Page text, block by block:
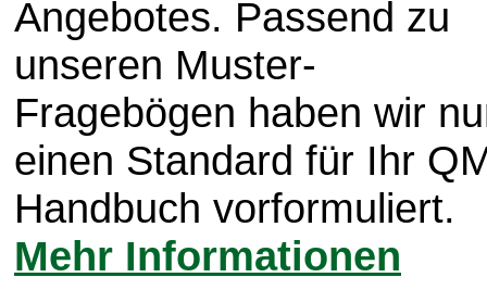
Angebotes. Passend zu
unseren Muster-
Fragebögen haben wir
einen Standard für Ihr
Handbuch vorformuliert.
Mehr Informationen